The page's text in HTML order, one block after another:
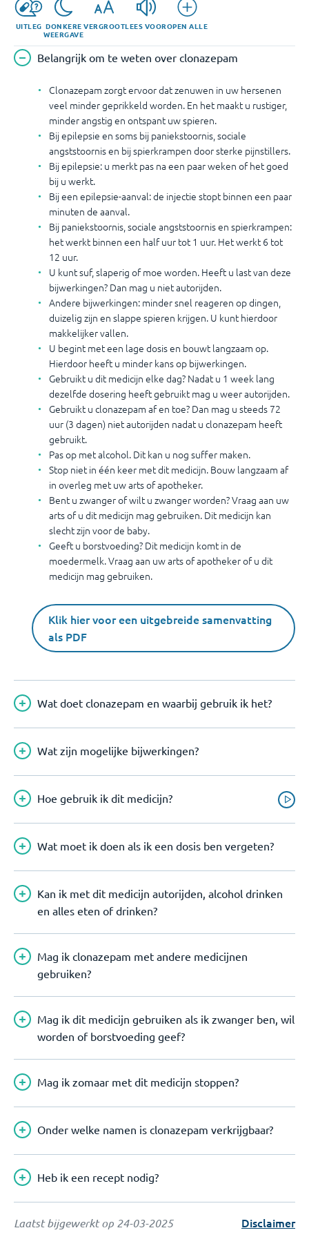
UITLEG DONKERE
WEERGAVE
VERGROOTLEES VOOROPEN ALLE
Belangrijk om te weten over clonazepam
Clonazepam zorgt ervoor dat zenuwen in uw hersenen
veel minder geprikkeld worden. En het maakt u rustiger,
minder angstig en ontspant uw spieren.
Bij epilepsie en soms bij paniekstoornis, sociale
angststoornis en bij spierkrampen door sterke pijnstillers.
Bij epilepsie: u merkt pas na een paar weken of het goed
bij u werkt.
Bij een epilepsie-aanval: de injectie stopt binnen een paar
minuten de aanval.
Bij paniekstoornis, sociale angststoornis en spierkrampen:
het werkt binnen een half uur tot 1 uur. Het werkt 6 tot
12 uur.
U kunt suf, slaperig of moe worden. Heeft u last van deze
bijwerkingen? Dan mag u niet autorijden.
Andere bijwerkingen: minder snel reageren op dingen,
duizelig zijn en slappe spieren krijgen. U kunt hierdoor
makkelijker vallen.
U begint met een lage dosis en bouwt langzaam op.
Hierdoor heeft u minder kans op bijwerkingen.
Gebruikt u dit medicijn elke dag? Nadat u 1 week lang
dezelfde dosering heeft gebruikt mag u weer autorijden.
Gebruikt u clonazepam af en toe? Dan mag u steeds 72
uur (3 dagen) niet autorijden nadat u clonazepam heeft
gebruikt.
Pas op met alcohol. Dit kan u nog suffer maken.
Stop niet in één keer met dit medicijn. Bouw langzaam af
in overleg met uw arts of apotheker.
Bent u zwanger of wilt u zwanger worden? Vraag aan uw
arts of u dit medicijn mag gebruiken. Dit medicijn kan
slecht zijn voor de baby.
Geeft u borstvoeding? Dit medicijn komt in de
moedermelk. Vraag aan uw arts of apotheker of u dit
medicijn mag gebruiken.
Klik hier voor een uitgebreide samenvatting
als PDF
Wat doet clonazepam en waarbij gebruik ik het?
Wat zijn mogelijke bijwerkingen?
Hoe gebruik ik dit medicijn?
Wat moet ik doen als ik een dosis ben vergeten?
Kan ik met dit medicijn autorijden, alcohol drinken
en alles eten of drinken?
Mag ik clonazepam met andere medicijnen
gebruiken?
Mag ik dit medicijn gebruiken als ik zwanger ben, wil
worden of borstvoeding geef?
Mag ik zomaar met dit medicijn stoppen?
Onder welke namen is clonazepam verkrijgbaar?
Heb ik een recept nodig?
Laatst bijgewerkt op 24-03-2025 Disclaimer